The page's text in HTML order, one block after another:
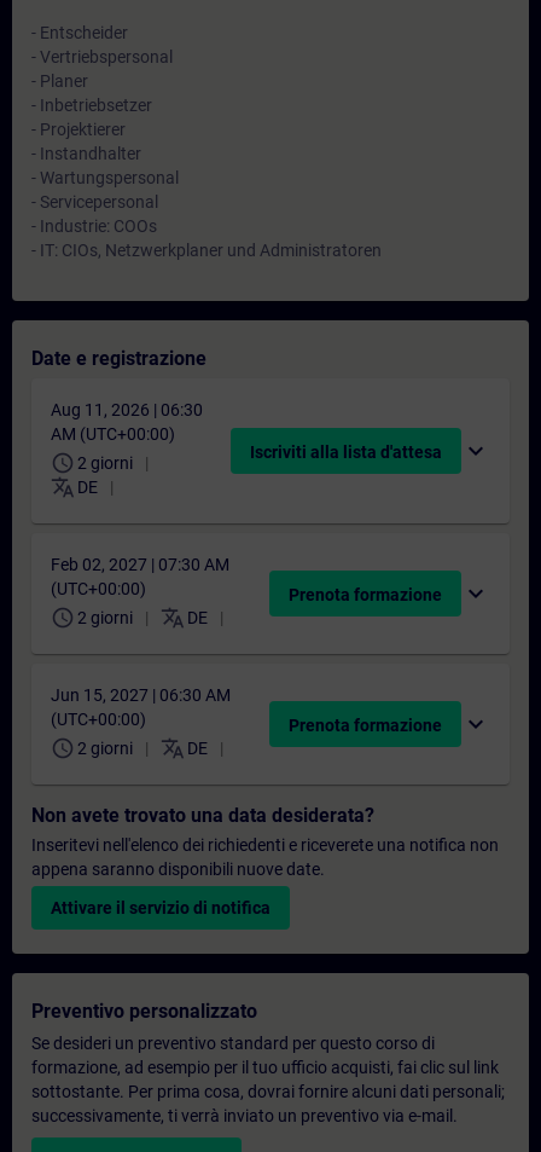
- Entscheider
- Vertriebspersonal
- Planer
- Inbetriebsetzer
- Projektierer
- Instandhalter
- Wartungspersonal
- Servicepersonal
- Industrie: COOs
- IT: CIOs, Netzwerkplaner und Administratoren
Date e registrazione
Aug 11, 2026 | 06:30
AM (UTC+00:00)
schedule 2 giorni
translate DE
Iscriviti alla lista d'attesa expand_more
Feb 02, 2027 | 07:30 AM
(UTC+00:00)
schedule 2 giorni translate DE
Prenota formazione expand_more
Jun 15, 2027 | 06:30 AM
(UTC+00:00)
schedule 2 giorni translate DE
Prenota formazione expand_more
Non avete trovato una data desiderata?
Inseritevi nell'elenco dei richiedenti e riceverete una notifica non
appena saranno disponibili nuove date.
Attivare il servizio di notifica
Preventivo personalizzato
Se desideri un preventivo standard per questo corso di
formazione, ad esempio per il tuo ufficio acquisti, fai clic sul link
sottostante. Per prima cosa, dovrai fornire alcuni dati personali;
successivamente, ti verrà inviato un preventivo via e-mail.